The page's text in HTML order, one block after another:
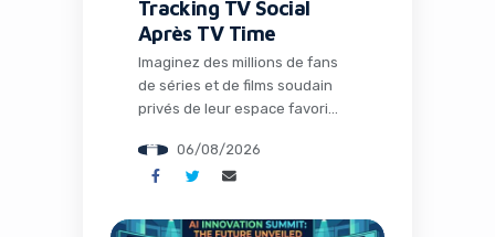
Tracking TV Social
Après TV Time
Imaginez des millions de fans
de séries et de films soudain
privés de leur espace favori
partager memes et suivre leurs
visionnages en communauté.
passé avec la fermeture de TV
06/08/2026